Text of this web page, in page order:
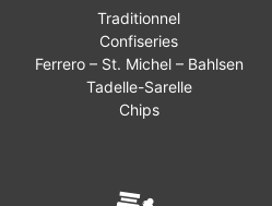
Traditionnel
Confiseries
Ferrero – St. Michel – Bahlsen
Tadelle-Sarelle
Chips